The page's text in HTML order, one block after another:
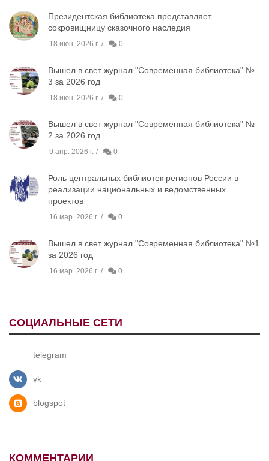
Президентская библиотека представляет
сокровищницу сказочного наследия
18 июн. 2026 г. 0
Вышел в свет журнал "Современная библиотека" №
3 за 2026 год
18 июн. 2026 г. 0
Вышел в свет журнал "Современная библиотека" №
2 за 2026 год
9 апр. 2026 г. 0
Роль центральных библиотек регионов России в
реализации национальных и ведомственных
проектов
16 мар. 2026 г. 0
Вышел в свет журнал "Современная библиотека" №1
за 2026 год
16 мар. 2026 г. 0
СОЦИАЛЬНЫЕ СЕТИ
telegram
vk
blogspot
КОММЕНТАРИИ